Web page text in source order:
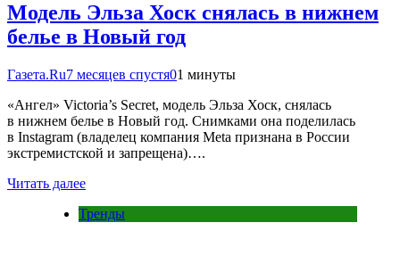
Модель Эльза Хоск снялась в нижнем
белье в Новый год
Газета.Ru7 месяцев спустя01 минуты
«Ангел» Victoria’s Secret, модель Эльза Хоск, снялась
в нижнем белье в Новый год. Снимками она поделилась
в Instagram (владелец компания Meta признана в России
экстремистской и запрещена)….
Читать далее
Тренды